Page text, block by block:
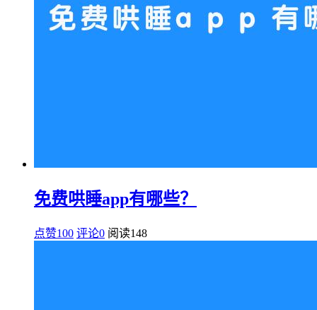
免费哄睡app有哪些？
点赞100 评论0 阅读148